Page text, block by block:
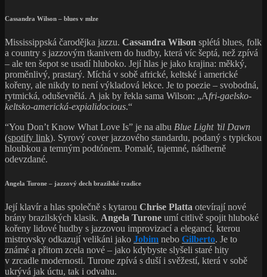
Cassandra Wilson – blues v mlze
Mississippská čarodějka jazzu. Cassandra Wilson splétá blues, folk
a country s jazzovým tkanivem do hudby, která víc šeptá, než zpívá
– ale ten šepot se usadí hluboko. Její hlas je jako krajina: měkký,
proměnlivý, prastarý. Míchá v sobě africké, keltské i americké
kořeny, ale nikdy to není výkladová lekce. Je to poezie – svobodná,
rytmická, oduševnělá. A jak by řekla sama Wilson: „Afri-gaelsko-
keltsko-americká-expialidocious.“
“You Don’t Know What Love Is” je na albu Blue Light ’til Dawn
(spotify link). Syrový cover jazzového standardu, podaný s typickou
hloubkou a temným podtónem. Pomalé, tajemné, nádherně
odevzdané.
Angela Turone – jazzový dech brazilské tradice
Její klavír a hlas společně s kytarou Chrise Platta otevírají nové
brány brazilských klasik. Angela Turone umí citlivě spojit hluboké
kořeny lidové hudby s jazzovou improvizací a elegancí, kterou
mistrovsky odkazují velikáni jako Jobim nebo Gilberto. Je to
známé a přitom zcela nové – jako kdybyste slyšeli staré hity
v zrcadle modernosti. Turone zpívá s duší i svěžestí, která v sobě
ukrývá jak úctu, tak i odvahu.